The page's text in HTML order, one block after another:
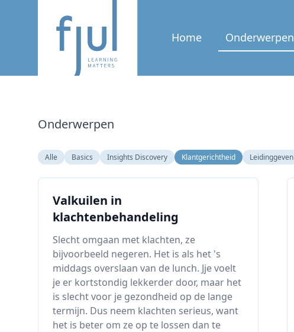
Home Onderwerpen
Onderwerpen
Alle Basics Insights Discovery Klantgerichtheid Leidinggeven
Valkuilen in
klachtenbehandeling
Slecht omgaan met klachten, ze
bijvoorbeeld negeren. Het is als het 's
middags overslaan van de lunch. Jje voelt
je er kortstondig lekkerder door, maar het
is slecht voor je gezondheid op de lange
termijn. Dus neem klachten serieus, want
het is beter om ze op te lossen dan te